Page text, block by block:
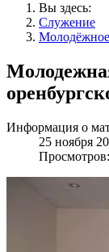
Вы здесь:
Служение
Информация о
25 ноября